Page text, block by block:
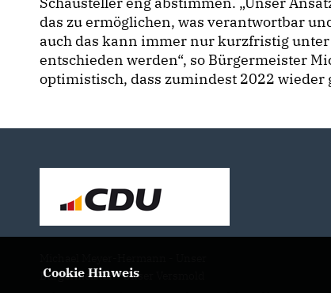
das zu ermöglichen, was verantwortbar
auch das kann immer nur kurzfristig
entschieden werden“, so Bürgermeister
optimistisch, dass zumindest 2022
Bürgermeister - Unser Versmold
Cookie Hinweis